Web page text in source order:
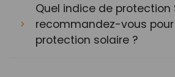
Quel indice de protection
recommandez-vous
protection solaire ?